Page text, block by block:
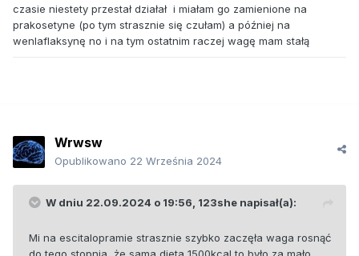
czasie niestety przestał działał i miałam go zamienione na
prakosetyne (po tym strasznie się czułam) a później na
wenlaflaksynę no i na tym ostatnim raczej wagę mam stałą
Wrwsw
Opublikowano 22 Września 2024
W dniu 22.09.2024 o 19:56, 123she napisał(a):
Mi na escitalopramie strasznie szybko zaczęła waga rosnąć